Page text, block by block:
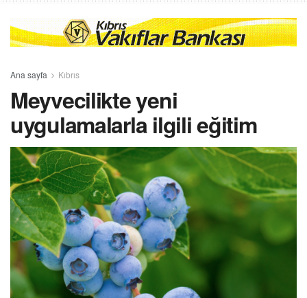
Ana sayfa Kıbrıs
Meyvecilikte yeni
uygulamalarla ilgili eğitim